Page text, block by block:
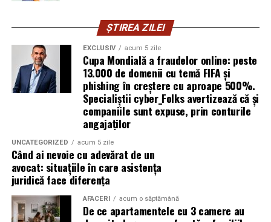
antreprenori care vor să ia decizii mai aliniate cu ce sunt
ei cu adevărat. Alege să fie vizibilă pentru că domeniul ei
câștigă credibilitate prin oameni, nu prin concepte.
Mihaela Antocheactivează în nutriție și sănătate.
Crede că informația corectă ajunge la oamenii potriviți
doar atunci când vine de la o sursă cu chip și nume.
De ce contează vizibilitatea, nu
doar activitatea
Campania „Aleg să fiu vizibilă” (#AlegSaFiuVizibila)
este doar despre fotografie. Este despre o decizie pe
ȘTIREA ZILEI
EXCLUSIV acum 5 zile
Cupa Mondială a fraudelor online: peste
13.000 de domenii cu temă FIFA și
phishing în creștere cu aproape 500%.
Specialiștii cyber_Folks avertizează că și
companiile sunt expuse, prin conturile
angajaților
UNCATEGORIZED acum 5 zile
Când ai nevoie cu adevărat de un
avocat: situațiile în care asistența
juridică face diferența
AFACERI acum o săptămână
De ce apartamentele cu 3 camere au